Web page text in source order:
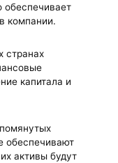
обеспечивает
компании.
странах
капитала и
обеспечивают
активы будут